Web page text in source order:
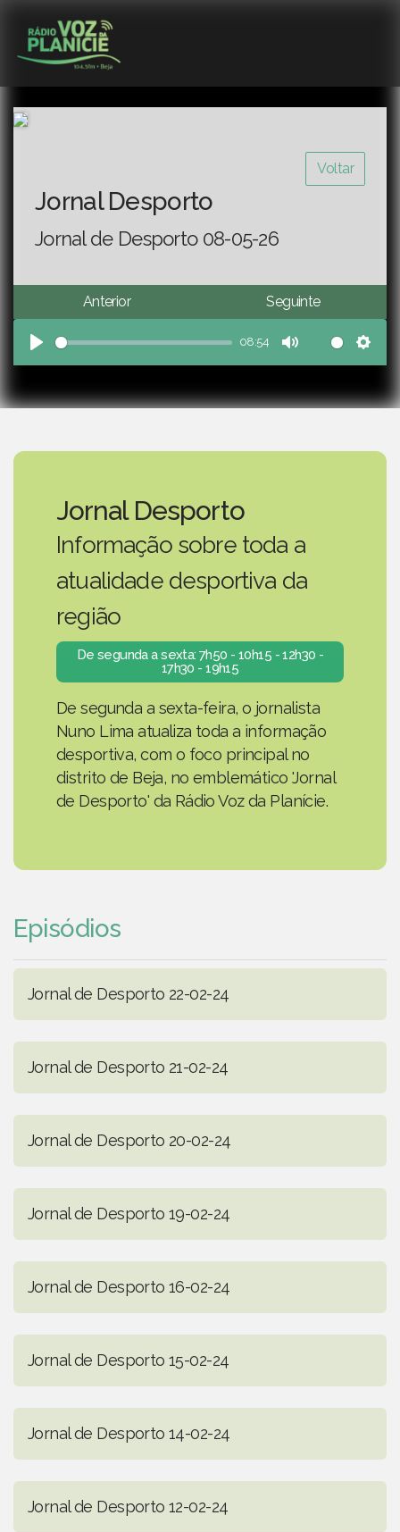
Voltar
Jornal Desporto
Jornal de Desporto 08-05-26
Anterior Seguinte
Play
08:54
Mute
Jornal Desporto
Informação sobre toda a
atualidade desportiva da
região
De segunda a sexta: 7h50 - 10h15 - 12h30 -
17h30 - 19h15
De segunda a sexta-feira, o jornalista
Nuno Lima atualiza toda a informação
desportiva, com o foco principal no
distrito de Beja, no emblemático 'Jornal
de Desporto' da Rádio Voz da Planície.
Episódios
Jornal de Desporto 22-02-24
Jornal de Desporto 21-02-24
Jornal de Desporto 20-02-24
Jornal de Desporto 19-02-24
Jornal de Desporto 16-02-24
Jornal de Desporto 15-02-24
Jornal de Desporto 14-02-24
Jornal de Desporto 12-02-24